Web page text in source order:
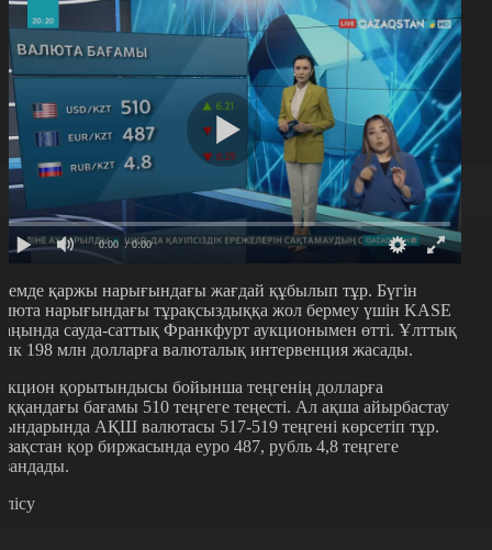
0:00 / 0:00
қаржы нарығындағы жағдай құбылып тұр. Бүгін
нарығындағы тұрақсыздыққа жол бермеу үшін KASE
сауда-саттық Франкфурт аукционымен өтті. Ұлттық
198 млн долларға валюталық интервенция жасады.
қорытындысы бойынша теңгенің долларға
бағамы 510 теңгеге теңесті. Ал ақша айырбастау
АҚШ валютасы 517-519 теңгені көрсетіп тұр.
қор биржасында еуро 487, рубль 4,8 теңгеге